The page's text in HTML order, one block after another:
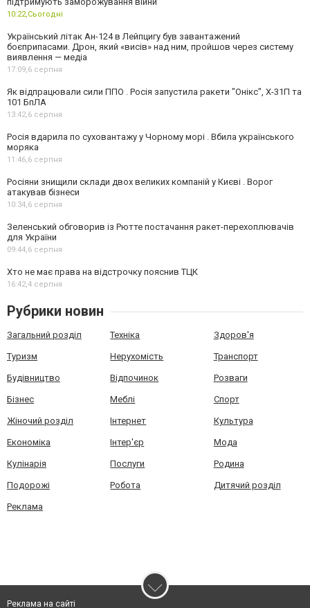
10:22,Сьогодні
Український літак Ан-124 в Лейпцигу був завантажений
боєприпасами. Дрон, який «висів» над ним, пройшов через систему
виявлення — медіа
17:09,6 серпня
Як відпрацювали сили ППО . Росія запустила ракети "Онікс", Х-31П та
101 БпЛА
13:42,6 серпня
Росія вдарила по суховантажу у Чорному морі . Вбила українського
моряка
11:46,6 серпня
Росіяни знищили склади двох великих компаній у Києві . Ворог
атакував бізнеси
10:34,6 серпня
Зеленський обговорив із Рютте постачання ракет-перехоплювачів
для України
09:44,6 серпня
Хто не має права на відстрочку пояснив ТЦК
16:42,4 серпня
Рубрики новин
Загальний розділ Техніка Здоров'я
Туризм Нерухомість Транспорт
Будівництво Відпочинок Розваги
Бізнес Меблі Спорт
Жіночий розділ Інтернет Культура
Економіка Інтер'єр Мода
Кулінарія Послуги Родина
Подорожі Робота Дитячий розділ
Реклама
Реклама на сайті